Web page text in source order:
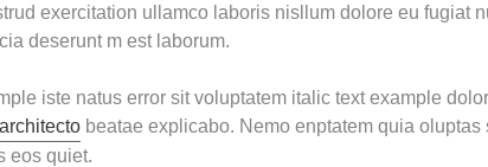
exercitation ullamco laboris nisllum dolore eu fugiat
deserunt m est laborum.
iste natus error sit voluptatem italic text example
architecto beatae explicabo. Nemo enptatem quia
eos quiet.